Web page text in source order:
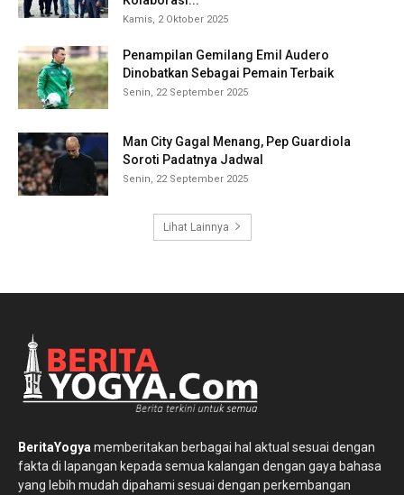
Kamis, 2 Oktober 2025
Penampilan Gemilang Emil Audero
Dinobatkan Sebagai Pemain Terbaik
Senin, 22 September 2025
Man City Gagal Menang, Pep Guardiola
Soroti Padatnya Jadwal
Senin, 22 September 2025
Lihat Lainnya
BeritaYogya memberitakan berbagai hal aktual sesuai dengan
fakta di lapangan kepada semua kalangan dengan gaya bahasa
yang lebih mudah dipahami sesuai dengan perkembangan